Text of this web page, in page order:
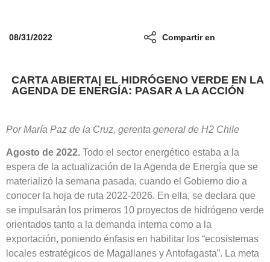
08/31/2022 Compartir en
CARTA ABIERTA| EL HIDRÓGENO VERDE EN LA
AGENDA DE ENERGÍA: PASAR A LA ACCIÓN
Por María Paz de la Cruz, gerenta general de H2 Chile
Agosto de 2022. Todo el sector energético estaba a la
espera de la actualización de la Agenda de Energía que se
materializó la semana pasada, cuando el Gobierno dio a
conocer la hoja de ruta 2022-2026. En ella, se declara que
se impulsarán los primeros 10 proyectos de hidrógeno verde
orientados tanto a la demanda interna como a la
exportación, poniendo énfasis en habilitar los “ecosistemas
locales estratégicos de Magallanes y Antofagasta”. La meta